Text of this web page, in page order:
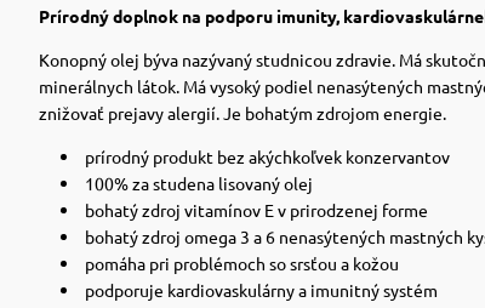
Prírodný doplnok na podporu imunity,
Konopný olej býva nazývaný studnicou zdravie. Má
minerálnych látok. Má vysoký podiel nenasýtených
znižovať prejavy alergií. Je bohatým zdrojom energie.
prírodný produkt bez akýchkoľvek konzervantov
100% za studena lisovaný olej
bohatý zdroj vitamínov E v prirodzenej forme
bohatý zdroj omega 3 a 6 nenasýtených mastných
pomáha pri problémoch so srsťou a kožou
podporuje kardiovaskulárny a imunitný systém